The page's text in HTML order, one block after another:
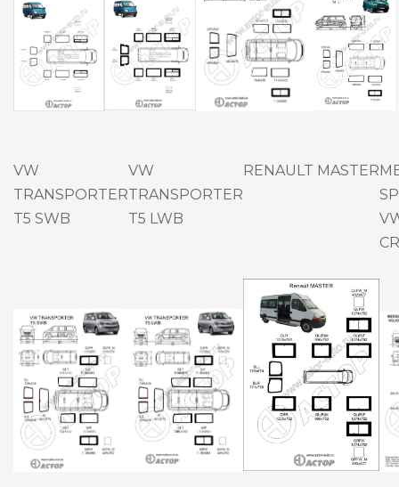
VW
TRANSPORTER
T5 SWB
VW
TRANSPORTER
T5 LWB
RENAULT MASTER